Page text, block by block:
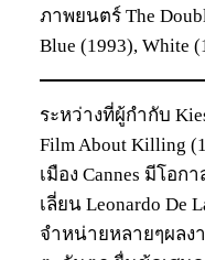
ภาพยนตร์ The
Blue (1993), White
ระหว่างที่ผู้กำกับ
Film About Killing
เมือง Cannes มีโอ
เลี่ยน Leonardo De
จำหน่ายหลายๆผลง